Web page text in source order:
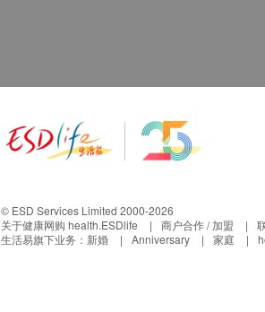
© ESD Services Limited 2000-2026
关于健康网购 health.ESDlife
商户合作 / 加盟
生活易旗下业务： 新婚 Anniversary 家庭